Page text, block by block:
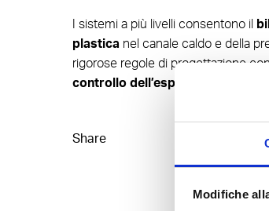
Modifiche
I sistemi a più livelli consentono il
plastica nel canale caldo e della
rigorose regole di progettazione
controllo dell’espansione termica
Share